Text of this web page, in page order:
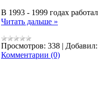
В 1993 - 1999 годах
Читать дальше »
Просмотров: 338 | Добавил:
Комментарии (0)